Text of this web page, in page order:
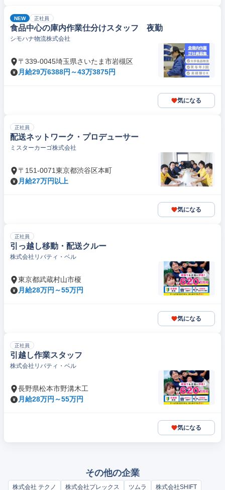
NEW 正社員
食品中心の庫内作業仕分けスタッフ 夜勤
シモハナ物流株式会社
〒339-0045埼玉県さいたま市岩槻区
月給29万6388円～43万3875円
気になる
正社員
配送ネットワーク・プロデューサー
ミスターカーゴ株式会社
〒151-0071東京都渋谷区本町
月給27万円以上
気になる
正社員
引っ越し移動・配送クルー
株式会社リバティ・ベル
東京都武蔵村山市榎
月給28万円～55万円
気になる
正社員
引越し作業スタッフ
株式会社リバティ・ベル
長野県松本市野溝木工
月給28万円～55万円
気になる
その他の企業
株式会社 テクノ 株式会社プレックス ツムラ 株式会社SHIFT